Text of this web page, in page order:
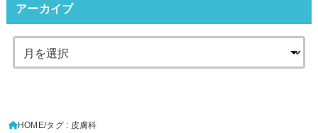
アーカイブ
HOME タグ : 皮膚科